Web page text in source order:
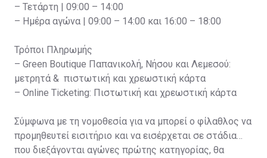
– Τετάρτη | 09:00 – 14:00
– Ημέρα αγώνα | 09:00 – 14:00 και 16:00 – 18:00
Τρόποι Πληρωμής
– Green Boutique Παπανικολή, Νήσου και Λεμεσού:
μετρητά & πιστωτική και χρεωστική κάρτα
– Online Ticketing: Πιστωτική και χρεωστική κάρτα
Σύμφωνα με τη νομοθεσία για να μπορεί ο φίλαθλος να
προμηθευτεί εισιτήριο και να εισέρχεται σε στάδια
που διεξάγονται αγώνες πρώτης κατηγορίας, θα